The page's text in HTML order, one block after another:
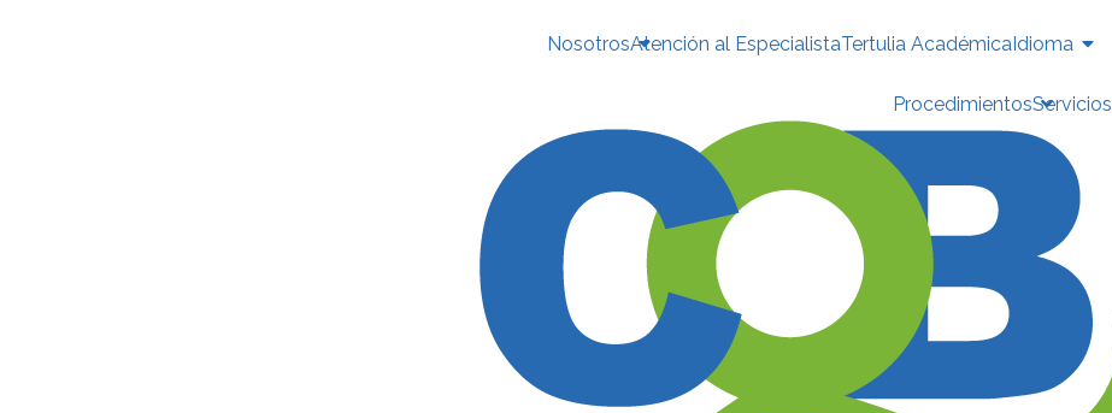
NosotrosAtención al EspecialistaTertulia AcadémicaIdioma
ProcedimientosServicios